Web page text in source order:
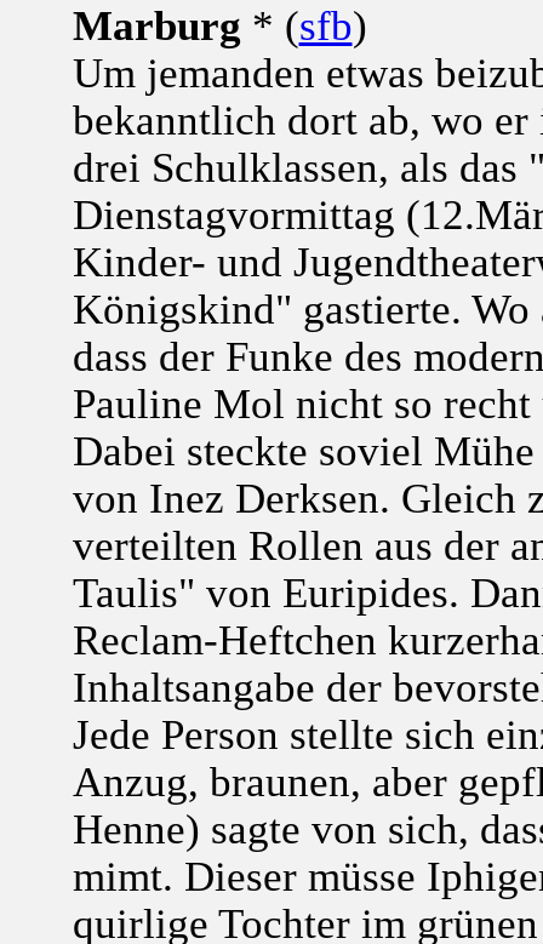
Marburg * (sfb)
Um jemanden etwas
bekanntlich dort ab, wo
drei Schulklassen, als das
Dienstagvormittag
Kinder- und
Königskind" gastierte.
dass der Funke des
Pauline Mol nicht so
Dabei steckte soviel
von Inez Derksen. Gleich
verteilten Rollen aus der
Taulis" von Euripides.
Reclam-Heftchen
Inhaltsangabe der
Jede Person stellte sich
Anzug, braunen, aber
Henne) sagte von sich,
mimt. Dieser müsse
quirlige Tochter im